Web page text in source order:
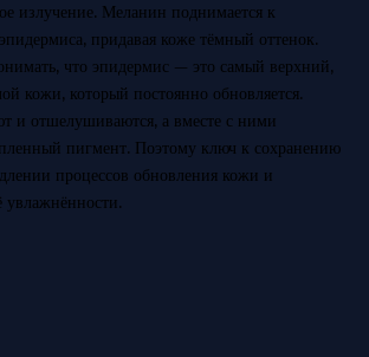
излучение. Меланин поднимается к
придавая коже тёмный оттенок.
что эпидермис — это самый верхний,
кожи, который постоянно обновляется.
и отшелушиваются, а вместе с ними
пигмент. Поэтому ключ к сохранению
процессов обновления кожи и
увлажнённости.